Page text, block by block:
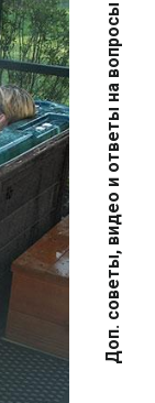
Доп. советы, видео и ответы на вопросы